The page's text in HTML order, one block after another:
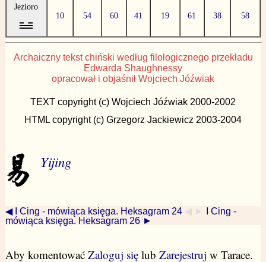
Jezioro
10
54 60 41 19 61 38 58
Archaiczny tekst chiński według filologicznego przekładu
Edwarda Shaughnessy
opracował i objaśnił Wojciech Jóźwiak
TEXT copyright (c) Wojciech Jóźwiak 2000-2002
HTML copyright (c) Grzegorz Jackiewicz 2003-2004
Yijing
◀ I Cing - mówiąca księga. Heksagram 24 ◀ ► I Cing -
mówiąca księga. Heksagram 26 ►
Aby komentować Zaloguj sięlub Zarejestruj w Tarace.